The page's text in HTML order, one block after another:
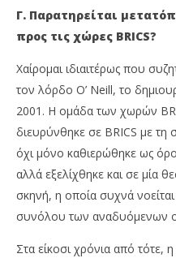
Γ. Παρατηρείται
προς τις χώρες BRICS?
Χαίρομαι ιδιαιτέρως που
τον λόρδο O’ Neill, το
2001. Η ομάδα των χωρών
διευρύνθηκε σε BRICS με τη
όχι μόνο καθιερώθηκε ως
αλλά εξελίχθηκε και σε μία
σκηνή, η οποία συχνά
συνόλου των αναδυόμενων
Στα είκοσι χρόνια από τότε,